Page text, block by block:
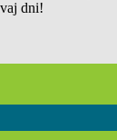
dni!